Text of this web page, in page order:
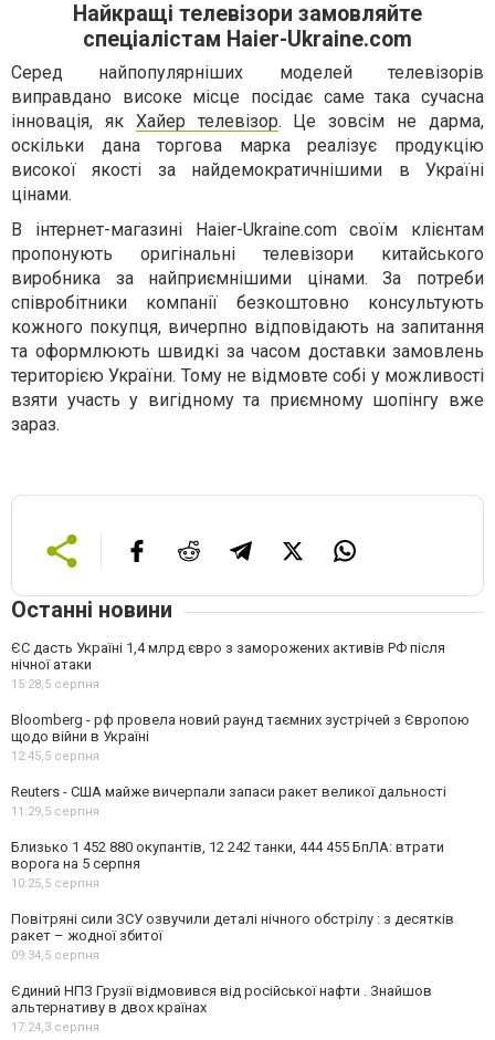
Найкращі телевізори замовляйте
спеціалістам Haier-Ukraine.com
Серед найпопулярніших моделей телевізорів
виправдано високе місце посідає саме така сучасна
інновація, як Хайер телевізор. Це зовсім не дарма,
оскільки дана торгова марка реалізує продукцію
високої якості за найдемократичнішими в Україні
цінами.
В інтернет-магазині Haier-Ukraine.com своїм клієнтам
пропонують оригінальні телевізори китайського
виробника за найприємнішими цінами. За потреби
співробітники компанії безкоштовно консультують
кожного покупця, вичерпно відповідають на запитання
та оформлюють швидкі за часом доставки замовлень
територією України. Тому не відмовте собі у можливості
взяти участь у вигідному та приємному шопінгу вже
зараз.
Останні новини
ЄС дасть Україні 1,4 млрд євро з заморожених активів РФ після
нічної атаки
15:28,5 серпня
Bloomberg - рф провела новий раунд таємних зустрічей з Європою
щодо війни в Україні
12:45,5 серпня
Reuters - США майже вичерпали запаси ракет великої дальності
11:29,5 серпня
Близько 1 452 880 окупантів, 12 242 танки, 444 455 БпЛА: втрати
ворога на 5 серпня
10:25,5 серпня
Повітряні сили ЗСУ озвучили деталі нічного обстрілу : з десятків
ракет – жодної збитої
09:34,5 серпня
Єдиний НПЗ Грузії відмовився від російської нафти . Знайшов
альтернативу в двох країнах
17:24,3 серпня